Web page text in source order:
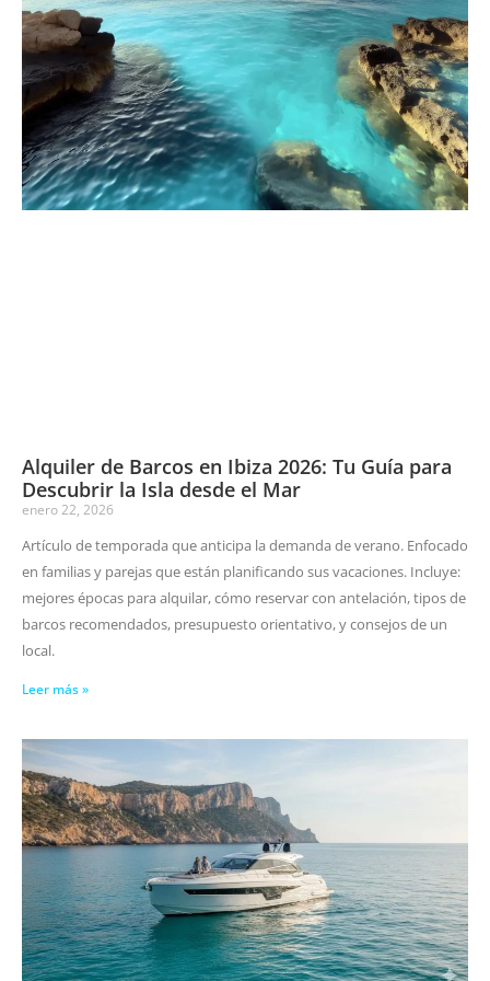
Alquiler de Barcos en Ibiza 2026: Tu Guía para
Descubrir la Isla desde el Mar
enero 22, 2026
Artículo de temporada que anticipa la demanda de verano. Enfocado
en familias y parejas que están planificando sus vacaciones. Incluye:
mejores épocas para alquilar, cómo reservar con antelación, tipos de
barcos recomendados, presupuesto orientativo, y consejos de un
local.
Leer más »